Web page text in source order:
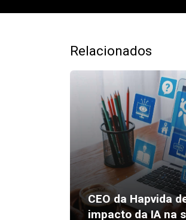
Relacionados
CEO da Hapvida
impacto da IA na